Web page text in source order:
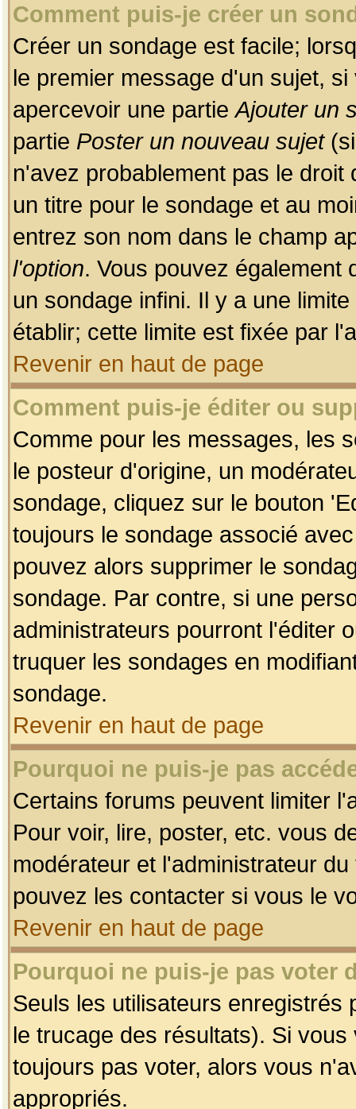
Comment puis-je créer un
Créer un sondage est facile;
le premier message d'un sujet,
apercevoir une partieAjouter un
partie Poster un nouveau sujet(si
n'avez probablement pas le
un titre pour le sondage et au
entrez son nom dans le champ
l'option. Vous pouvez également
un sondage infini. Il y a une
établir; cette limite est fixée par
Revenir en haut de page
Comment puis-je éditer ou
Comme pour les messages, les
le posteur d'origine, un
sondage, cliquez sur le bouton
toujours le sondage associé
pouvez alors supprimer le
sondage. Par contre, si une
administrateurs pourront l'éditer
truquer les sondages en
sondage.
Revenir en haut de page
Pourquoi ne puis-je pas
Certains forums peuvent limiter
Pour voir, lire, poster, etc. vous
modérateur et l'administrateur
pouvez les contacter si vous le
Revenir en haut de page
Pourquoi ne puis-je pas voter
Seuls les utilisateurs enregistrés
le trucage des résultats). Si
toujours pas voter, alors vous
appropriés.